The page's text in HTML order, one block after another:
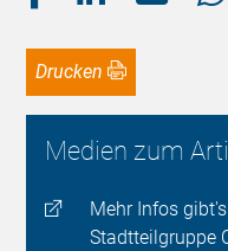
Drucken
Medien zum
Mehr Infos
Stadtteilgruppe